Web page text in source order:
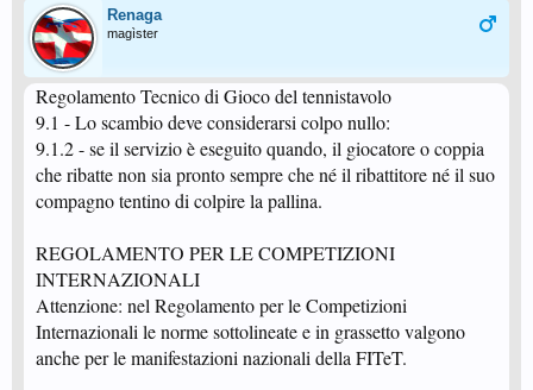
Renaga
magìster
Regolamento Tecnico di Gioco del tennistavolo
9.1 - Lo scambio deve considerarsi colpo nullo:
9.1.2 - se il servizio è eseguito quando, il giocatore o coppia
che ribatte non sia pronto sempre che né il ribattitore né il suo
compagno tentino di colpire la pallina.
REGOLAMENTO PER LE COMPETIZIONI
INTERNAZIONALI
Attenzione: nel Regolamento per le Competizioni
Internazionali le norme sottolineate e in grassetto valgono
anche per le manifestazioni nazionali della FITeT.